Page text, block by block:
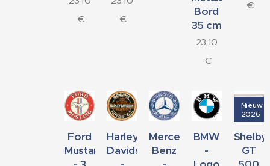
€
€
Bord
35 cm
23,10
€
€
Ford
Mustang
Harley-
Davidson
Mercedes-
Benz
BMW
-
Shelby
GT
Nieuw
2026